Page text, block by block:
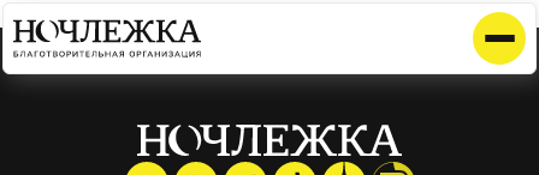
Элемент не найден!